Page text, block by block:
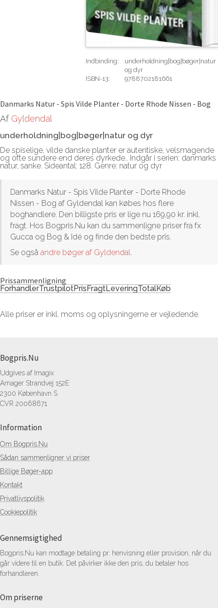
Indbinding:
underholdning|bog|bøger|natur
og dyr
ISBN-13:
9788702181661
Danmarks Natur - Spis Vilde Planter - Dorte Rhode Nissen - Bog
Af Gyldendal
underholdning|bog|bøger|natur og dyr
De spiselige, vilde danske planter er autentiske, velsmagende
og ofte sundere end deres dyrkede.. Indgår i serien: danmarks
natur, sanke. Sideantal: 128. Genre: natur og dyr
Danmarks Natur - Spis Vilde Planter - Dorte Rhode
Nissen - Bog af Gyldendal kan købes hos flere
boghandlere. Den billigste pris er lige nu 169,90 kr. inkl.
fragt. Hos Bogpris.Nu kan du sammenligne priser fra fx
Gucca og Bog & Idé og finde den bedste pris.
Se også andre bøger af Gyldendal.
Prissammenligning
ForhandlerTrustpilotPrisFragtLeveringTotalKøb
Alle priser er inkl. moms og oplysningerne er vejledende.
Bogpris.Nu
Udgives af Imagix
Amager Strandvej 152E
2300 København S
CVR 20068671
Information
Om Bogpris.Nu
Sådan sammenligner vi priser
Billige Bøger-app
Kontakt
Privatlivspolitik
Cookiepolitik
Gennemsigtighed
Bogpris.Nu kan modtage betaling pr. henvisning eller provision, når du
går videre til en butik. Det påvirker ikke den pris, du betaler hos
forhandleren.
Om priserne